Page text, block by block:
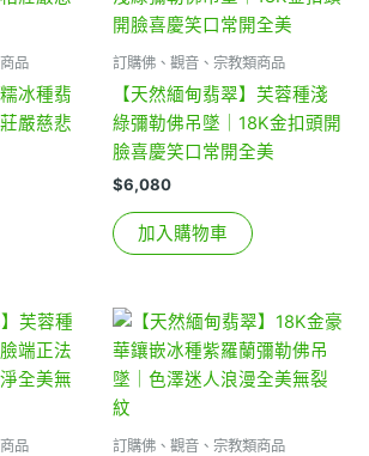
品
冰種翡
嚴慈悲
訂購佛、觀音、宗教類商品
【天然緬甸翡翠】芙蓉種淺
綠彌勒佛吊墜｜18K金扣頭開
臉喜慶笑口常開全美
$6,080
加入購物車
品 訂購佛、觀音、宗教類商品